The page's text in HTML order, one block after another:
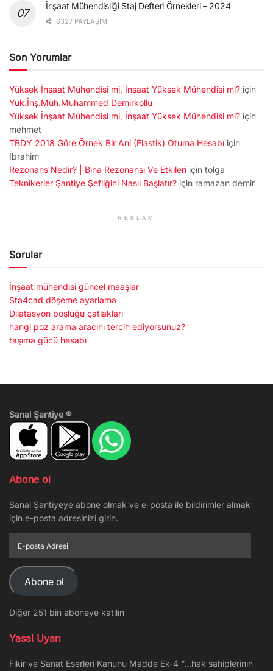
İnşaat Mühendisliği Staj Defteri Örnekleri – 2024
6327 PAYLAŞIM
Son Yorumlar
Yüksek İnşaat Mühendisi mi, İnşaat Yüksek Mühendisi mi? için
Yük.İnş.Müh.Muhammed Demirkollu
Yüksek İnşaat Mühendisi mi, İnşaat Yüksek Mühendisi mi? için
mehmet
TBDY 2018 Göre Örnek Bir Ani (Elastik) Otuma Hesabı için
İbrahim
Rezonans Nedir? | Bina Rezonansı Ve Etkileri için tolga
Teknikerler Şantiye Şefliğini Nasıl Başlatır? için ramazan demir
REKLAM
Sorular
İnşaat mühendisi güncel maaşlar
Sta4cad döşeme ayarlama
Dilatasyon boşluğu çatlakları
hangi poz arama aracını tercih ediyorsunuz?
taşıma gücü hesabı
Sanal Şantiye ®
Abone ol
Sanal Şantiyeye abone olmak ve e-posta ile bildirimler almak
için e-posta adresinizi girin.
posta
Adresi
Abone ol
Diğer 251 bin aboneye katılın
Yasal Uyarı
Fikir ve Sanat Eserleri Kanunu Madde Ek-4 “…hak sahiplerinin